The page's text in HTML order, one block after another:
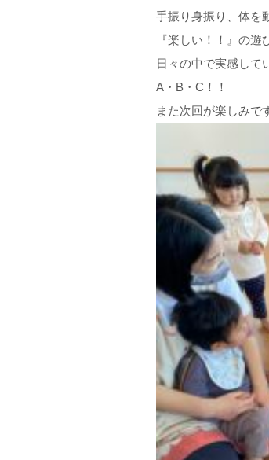
手振り身振り、体を
『楽しい！！』の
日々の中で実感して
A・B・C！！
また次回が楽しみで